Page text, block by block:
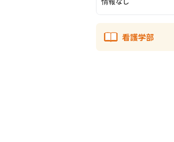
看護学部